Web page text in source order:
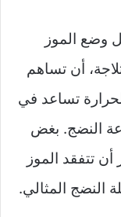
وضع الموز
أن تساهم
تساعد في
النضج. بغض
تتفقد الموز
النضج المثالي.